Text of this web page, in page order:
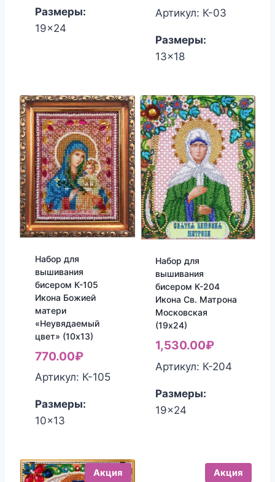
Размеры:
19x24
составляла
цена:
Артикул: К-03
Размеры:
13x18
Набор для
вышивания
бисером К-105
Икона Божией
матери
«Неувядаемый
цвет» (10х13)
770.00₽
Артикул: К-105
Размеры:
10x13
Набор для
вышивания
бисером К-204
Икона Св. Матрона
Московская
(19х24)
1,530.00₽
Артикул: К-204
Размеры:
19x24
Акция Акция